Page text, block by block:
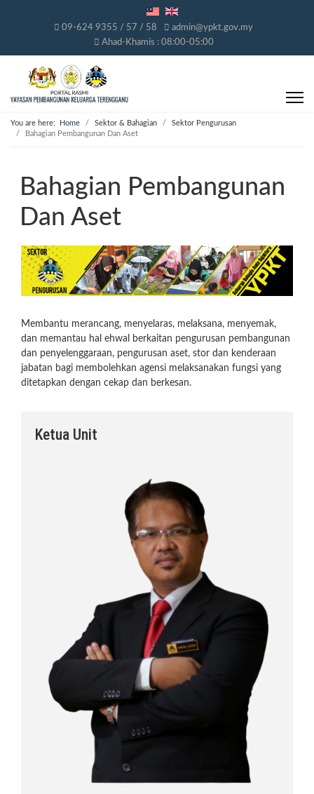
09-624 9355 / 57 / 58
admin@ypkt.gov.my
Ahad-Khamis : 08:00-05:00
You are here: Home Sektor & Bahagian
Sektor Pengurusan
Bahagian Pembangunan Dan Aset
Bahagian Pembangunan
Dan Aset
Membantu merancang, menyelaras, melaksana, menyemak,
dan memantau hal ehwal berkaitan pengurusan pembangunan
dan penyelenggaraan, pengurusan aset, stor dan kenderaan
jabatan bagi membolehkan agensi melaksanakan fungsi yang
ditetapkan dengan cekap dan berkesan.
Ketua Unit